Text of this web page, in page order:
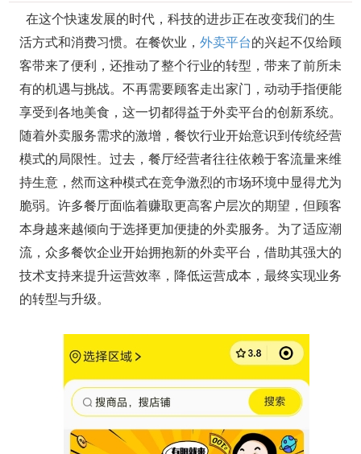
在这个快速发展的时代，科技的进步正在改变我们的生
活方式和消费习惯。在餐饮业， 外卖平台的兴起不仅给顾
客带来了便利，还推动了整个行业的转型，带来了前所未
有的机遇与挑战。不再需要顾客走出家门，动动手指便能
享受到各地美食，这一切都得益于外卖平台的创新系统。
随着外卖服务需求的激增，餐饮行业开始意识到传统经营
模式的局限性。过去，餐厅经营者往往依赖于客流量来维
持生意，然而这种模式在竞争激烈的市场环境中显得尤为
脆弱。许多餐厅面临着赚取更高客户层次的期望，但顾客
本身越来越倾向于选择更加便捷的外卖服务。为了适应潮
流，众多餐饮企业开始拥抱新的外卖平台，借助其强大的
技术支持来提升运营效率，降低运营成本，最终实现业务
的转型与升级。